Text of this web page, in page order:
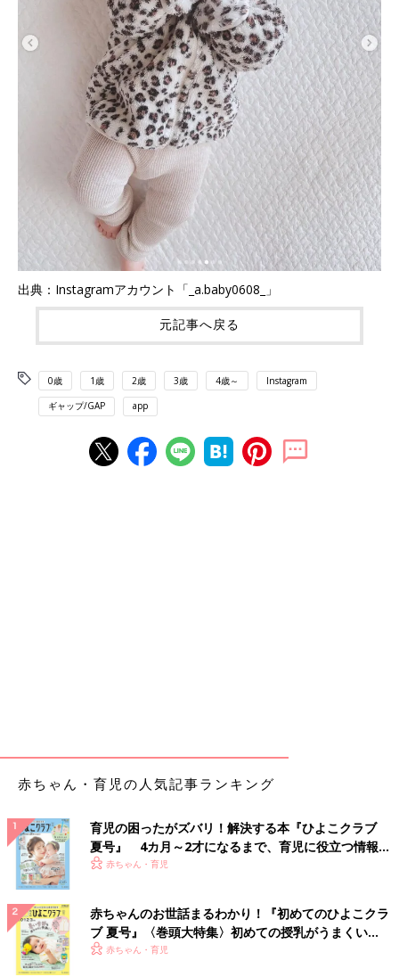
出典：Instagramアカウント「_a.baby0608_」
元記事へ戻る
0歳 1歳 2歳 3歳 4歳～ Instagram
ギャップ/GAP app
赤ちゃん・育児の人気記事ランキング
育児の困ったがズバリ！解決する本『ひよこクラブ
夏号』 4カ月～2才になるまで、育児に役立つ情報が
いっぱい！
赤ちゃん・育児
赤ちゃんのお世話まるわかり！『初めてのひよこクラ
ブ 夏号』〈巻頭大特集〉初めての授乳がうまくい
く！ おっぱい・ミルクの基本と夏のトラブル 解決テ
赤ちゃん・育児